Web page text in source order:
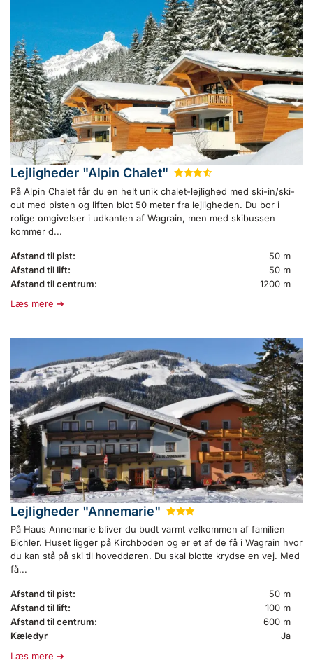
Lejligheder "Alpin Chalet" ★★★
På Alpin Chalet får du en helt unik chalet-lejlighed med ski-in/ski-
out med pisten og liften blot 50 meter fra lejligheden. Du bor i
rolige omgivelser i udkanten af Wagrain, men med skibussen
kommer d...
Afstand til pist:
50 m
Afstand til lift:
50 m
Afstand til centrum:
1200 m
Læs mere
Lejligheder "Annemarie" ★★
På Haus Annemarie bliver du budt varmt velkommen af familien
Bichler. Huset ligger på Kirchboden og er et af de få i Wagrain hvor
du kan stå på ski til hoveddøren. Du skal blotte krydse en vej. Med
få...
Afstand til pist:
50 m
Afstand til lift:
100 m
Afstand til centrum:
600 m
Kæledyr
Ja
Læs mere